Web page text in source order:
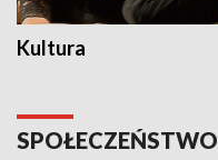
Kultura
SPOŁECZEŃSTWO